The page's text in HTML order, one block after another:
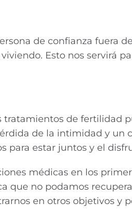
de confianza fuera
Esto nos servirá
de fertilidad
de la intimidad y un
para estar juntos y el
médicas en los
que no podamos
en otros objetivos y